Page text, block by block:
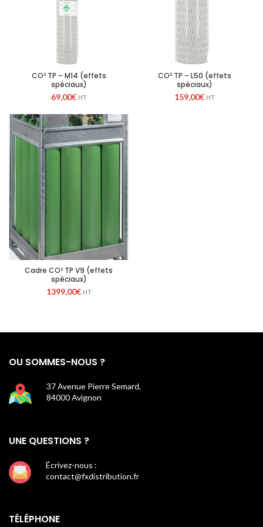
CO² TP – M14 (effets
spéciaux)
69,00€ HT
CO² TP – L50 (effets
spéciaux)
159,00€ HT
Cadre CO² TP V9 (effets
spéciaux)
1399,00€ HT
OU SOMMES-NOUS ?
37 Avenue Pierre Semard,
84000 Avignon
UNE QUESTIONS ?
Écrivez-nous :
contact@fxdistribution.fr
TÉLÉPHONE